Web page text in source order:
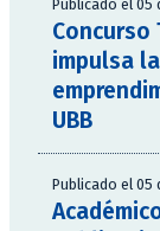
Publicado el
Concurso
impulsa
UBB
Publicado el 05